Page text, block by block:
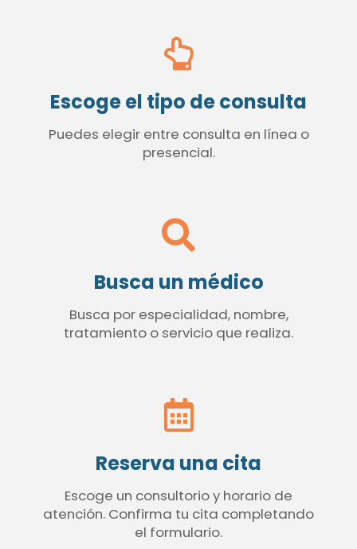
Escoge el tipo de consulta
Puedes elegir entre consulta en línea o
presencial.
Busca un médico
Busca por especialidad, nombre,
tratamiento o servicio que realiza.
Reserva una cita
Escoge un consultorio y horario de
atención. Confirma tu cita completando
el formulario.